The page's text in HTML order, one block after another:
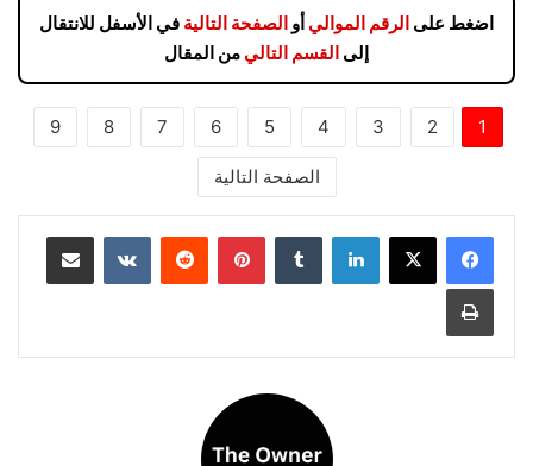
اضغط على الرقم الموالي أو الصفحة التالية في الأسفل للانتقال
إلى القسم التالي من المقال
1
2
3
4
5
6
7
8
9
الصفحة التالية
لينكدإن بينتيريست مشاركة عبر البريد
طباعة